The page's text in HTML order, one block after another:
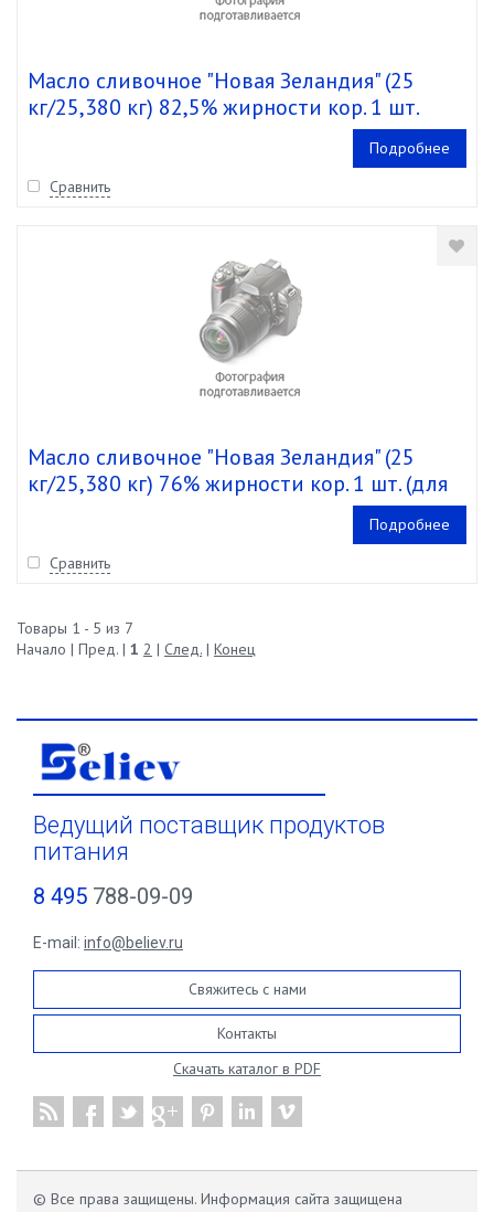
Масло сливочное "Новая Зеландия" (25
кг/25,380 кг) 82,5% жирности кор. 1 шт.
Подробнее
Сравнить
Масло сливочное "Новая Зеландия" (25
кг/25,380 кг) 76% жирности кор. 1 шт. (для
Подробнее
Сравнить
Товары 1 - 5 из 7
Начало | Пред. | 1 2 | След. | Конец
Ведущий поставщик продуктов
питания
8 495 788-09-09
E-mail: info@believ.ru
Свяжитесь с нами
Контакты
Скачать каталог в PDF
© Все права защищены. Информация сайта защищена